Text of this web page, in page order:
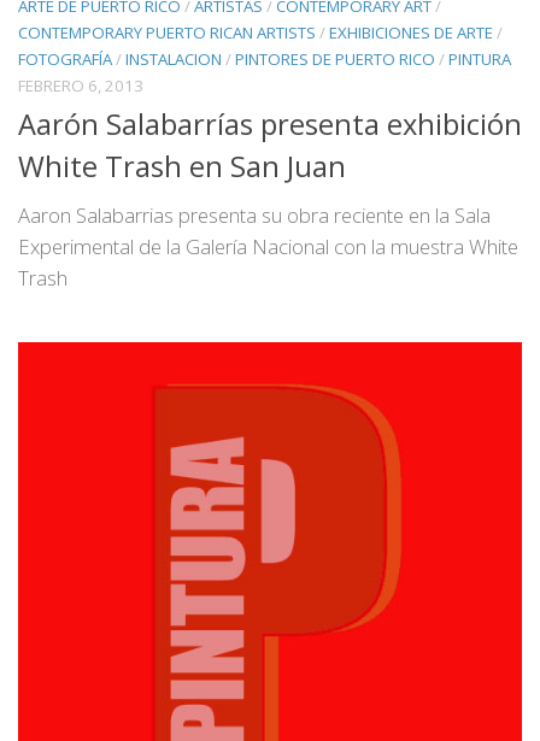
ARTE DE PUERTO RICO /ARTISTAS /CONTEMPORARY ART/
CONTEMPORARY PUERTO RICAN ARTISTS /EXHIBICIONES DE ARTE /
FOTOGRAFÍA/INSTALACION /PINTORES DE PUERTO RICO /PINTURA
FEBRERO 6, 2013
Aarón Salabarrías presenta exhibición
White Trash en San Juan
Aaron Salabarrias presenta su obra reciente en la Sala
Experimental de la Galería Nacional con la muestra White
Trash